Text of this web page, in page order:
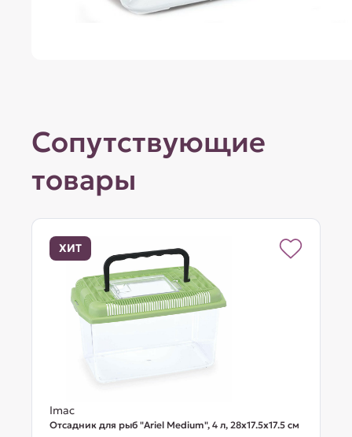
Сопутствующие
товары
ХИТ
Imac
Отсадник для рыб "Ariel Medium", 4 л, 28х17.5х17.5 см